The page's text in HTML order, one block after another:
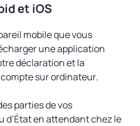
et iOS
mobile que vous
une application
déclaration et la
sur ordinateur.
parties de vos
d’État en attendant chez le